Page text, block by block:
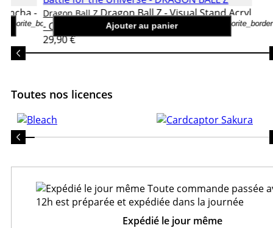
favorite_border
-
Ajouter au panier favorite_border
Dragon Ball ZDragon Ball Z - Visual Stand Acryl
- Clash Battle for the Universe
29,90 €
Toutes nos licences
Expédié le jour même